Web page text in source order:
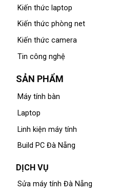
Kiến thức laptop
Kiến thức phòng net
Kiến thức camera
Tin công nghệ
SẢN PHẨM
Máy tính bàn
Laptop
Linh kiện máy tính
Build PC Đà Nẵng
DỊCH VỤ
Sửa máy tính Đà Nẵng